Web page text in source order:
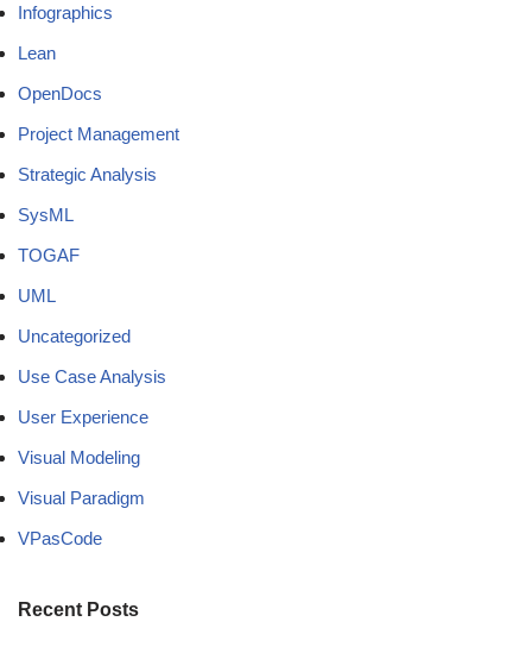
Infographics
Lean
OpenDocs
Project Management
Strategic Analysis
SysML
TOGAF
UML
Uncategorized
Use Case Analysis
User Experience
Visual Modeling
Visual Paradigm
VPasCode
Recent Posts